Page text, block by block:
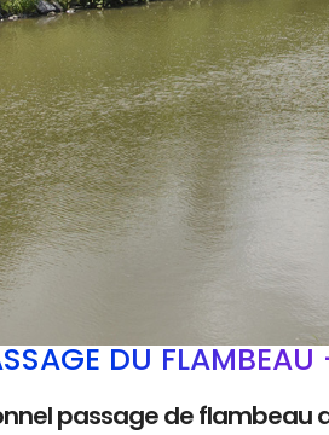
DU
passage de